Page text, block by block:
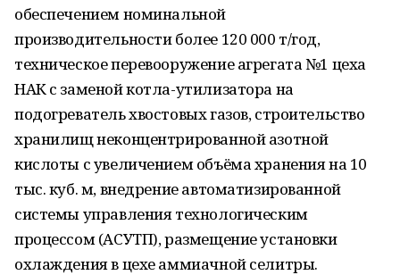
обеспечением номинальной
производительности более 120 000 т/год,
техническое перевооружение агрегата №1 цеха
НАК с заменой котла-утилизатора на
подогреватель хвостовых газов, строительство
хранилищ неконцентрированной азотной
кислоты с увеличением объёма хранения на 10
тыс. куб. м, внедрение автоматизированной
системы управления технологическим
процессом (АСУТП), размещение установки
охлаждения в цехе аммиачной селитры.